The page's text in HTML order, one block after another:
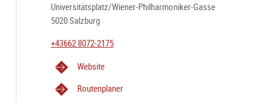
Universitätsplatz/Wiener-Philharmoniker-Gasse
5020 Salzburg
+43662 8072-2175
Website
Routenplaner